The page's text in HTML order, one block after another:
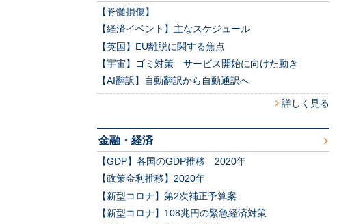
【脊髄損傷】
【経済イベント】主なスケジュール
【英国】EU離脱に関する焦点
【宇宙】ゴミ対策 サービス開始に向けた動き
【AI翻訳】自動翻訳から自動通訳へ
詳しく見る
金融・経済
【GDP】各国のGDP推移 2020年
【政策金利推移】2020年
【新型コロナ】第2次補正予算案
【新型コロナ】108兆円の緊急経済対策